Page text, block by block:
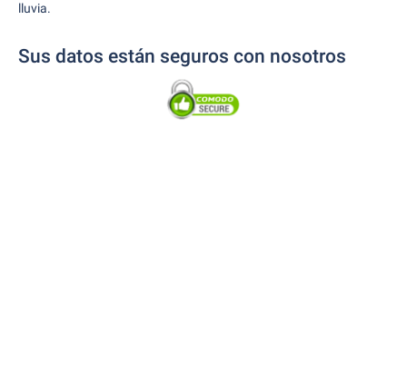
lluvia.
Sus datos están seguros con nosotros